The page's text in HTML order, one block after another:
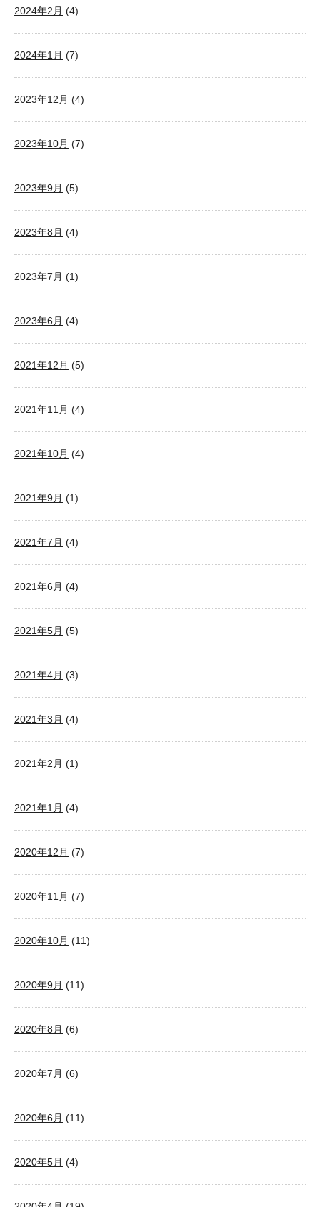
2024年2月 (4)
2024年1月 (7)
2023年12月 (4)
2023年10月 (7)
2023年9月 (5)
2023年8月 (4)
2023年7月 (1)
2023年6月 (4)
2021年12月 (5)
2021年11月 (4)
2021年10月 (4)
2021年9月 (1)
2021年7月 (4)
2021年6月 (4)
2021年5月 (5)
2021年4月 (3)
2021年3月 (4)
2021年2月 (1)
2021年1月 (4)
2020年12月 (7)
2020年11月 (7)
2020年10月 (11)
2020年9月 (11)
2020年8月 (6)
2020年7月 (6)
2020年6月 (11)
2020年5月 (4)